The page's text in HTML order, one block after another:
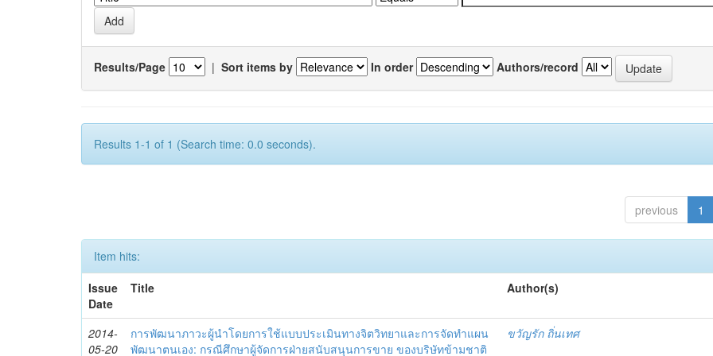
Results/Page | Sort items by In order Authors/record
Results 1-1 of 1 (Search time: 0.0 seconds).
previous 1
Item hits:
Issue
Date
Title Author(s)
2014-
05-20
การพัฒนาภาวะผู้นำโดยการใช้แบบประเมินทางจิตวิทยาและการจัดทำแผน
พัฒนาตนเอง: กรณีศึกษาผู้จัดการฝ่ายสนับสนุนการขาย ของบริษัทข้ามชาติ
ขวัญรัก ถิ่นเทศ